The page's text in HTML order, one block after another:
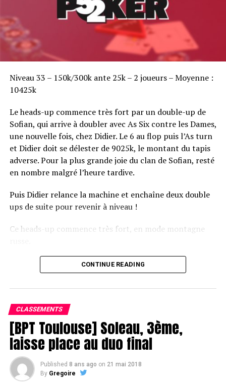
Niveau 33 – 150k/300k ante 25k – 2 joueurs – Moyenne :
10425k
Le heads-up commence très fort par un double-up de
Sofian, qui arrive à doubler avec As Six contre les Dames,
une nouvelle fois, chez Didier. Le 6 au flop puis l’As turn
et Didier doit se délester de 9025k, le montant du tapis
adverse. Pour la plus grande joie du clan de Sofian, resté
en nombre malgré l’heure tardive.
Puis Didier relance la machine et enchaîne deux double
ups de suite pour revenir à niveau !
Ce heads-up commence très fort, en mode montagne
Le champagne va réchauffer si les deux finalistes ne se décident pas !
CONTINUE READING
CLASSEMENTS
[BPT Toulouse] Soleau, 3ème,
laisse place au duo final
Published 8 ans ago on 21 mai 2018
By Gregoire